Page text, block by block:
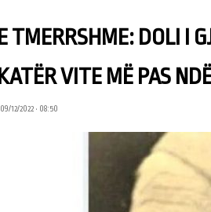
E TMERRSHME: DOLI I
KATËR VITE MË PAS
09/12/2022 • 08:50